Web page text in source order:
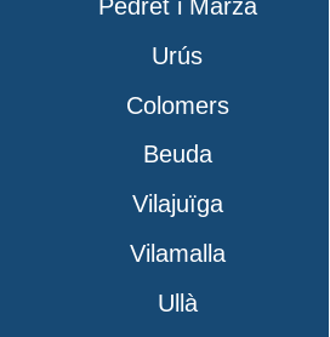
Pedret i Marzà
Urús
Colomers
Beuda
Vilajuïga
Vilamalla
Ullà